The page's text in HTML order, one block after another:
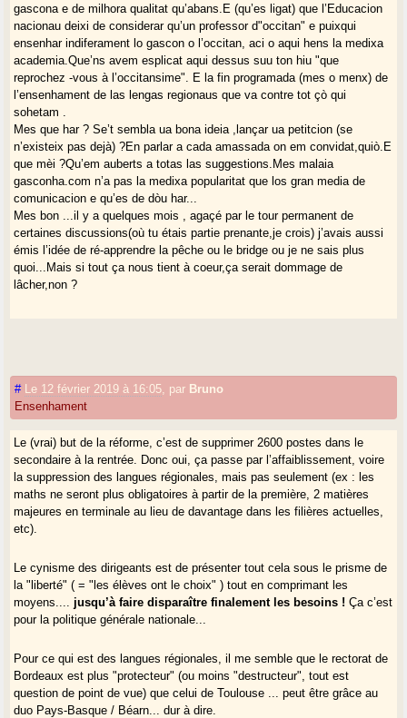
gascona e de milhora qualitat qu’abans.E (qu’es ligat) que l’Educacion
nacionau deixi de considerar qu’un professor d"occitan" e puixqui
ensenhar indiferament lo gascon o l’occitan, aci o aqui hens la medixa
academia.Que’ns avem esplicat aqui dessus suu ton hiu "que
reprochez -vous à l’occitansime". E la fin programada (mes o menx) de
l’ensenhament de las lengas regionaus que va contre tot çò qui
sohetam .
Mes que har ? Se’t sembla ua bona ideia ,lançar ua petitcion (se
n’existeix pas dejà) ?En parlar a cada amassada on em convidat,quiò.E
que mèi ?Qu’em auberts a totas las suggestions.Mes malaia
gasconha.com n’a pas la medixa popularitat que los gran media de
comunicacion e qu’es de dòu har...
Mes bon ...il y a quelques mois , agaçé par le tour permanent de
certaines discussions(où tu étais partie prenante,je crois) j’avais aussi
émis l’idée de ré-apprendre la pêche ou le bridge ou je ne sais plus
quoi...Mais si tout ça nous tient à coeur,ça serait dommage de
lâcher,non ?
# Le 12 février 2019 à 16:05 par Bruno
Ensenhament
Le (vrai) but de la réforme, c’est de supprimer 2600 postes dans le
secondaire à la rentrée. Donc oui, ça passe par l’affaiblissement, voire
la suppression des langues régionales, mais pas seulement (ex : les
maths ne seront plus obligatoires à partir de la première, 2 matières
majeures en terminale au lieu de davantage dans les filières actuelles,
etc).
Le cynisme des dirigeants est de présenter tout cela sous le prisme de
la "liberté" ( = "les élèves ont le choix" ) tout en comprimant les
moyens.... jusqu’à faire disparaître finalement les besoins ! Ça c’est
pour la politique générale nationale...
Pour ce qui est des langues régionales, il me semble que le rectorat de
Bordeaux est plus "protecteur" (ou moins "destructeur", tout est
question de point de vue) que celui de Toulouse ... peut être grâce au
duo Pays-Basque / Béarn... dur à dire.